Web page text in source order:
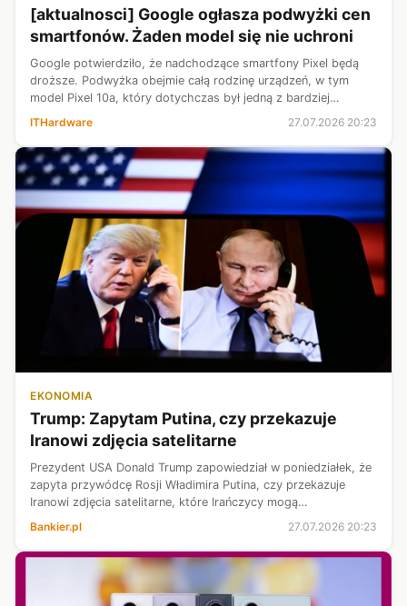
[aktualnosci] Google ogłasza podwyżki cen
smartfonów. Żaden model się nie uchroni
Google potwierdziło, że nadchodzące smartfony Pixel będą
droższe. Podwyżka obejmie całą rodzinę urządzeń, w tym
model Pixel 10a, który dotychczas był jedną z bardziej
przystępnych propozycji firmy. Powodem są rosnące koszty
ITHardware 27.07.2026 20:23
EKONOMIA
Trump: Zapytam Putina, czy przekazuje
Iranowi zdjęcia satelitarne
Prezydent USA Donald Trump zapowiedział w poniedziałek, że
zapyta przywódcę Rosji Władimira Putina, czy przekazuje
Iranowi zdjęcia satelitarne, które Irańczycy mogą
wykorzystywać podczas ataków na amerykańskie bazy.
Poinformował też, że Teheran popro...
Bankier.pl 27.07.2026 20:23